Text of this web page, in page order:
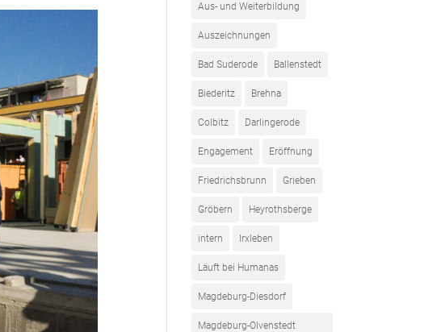
Aus- und Weiterbildung
Auszeichnungen
Bad Suderode Ballenstedt
Biederitz Brehna
Colbitz Darlingerode
Engagement Eröffnung
Friedrichsbrunn Grieben
Gröbern Heyrothsberge
intern Irxleben
Läuft bei Humanas
Magdeburg-Diesdorf
Magdeburg-Olvenstedt